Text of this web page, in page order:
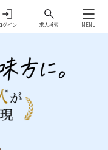
グイン 求人検索 MENU